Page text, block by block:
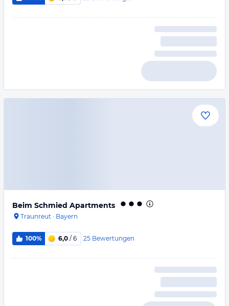
Beim Schmied Apartments
Traunreut · Bayern
100% 6,0 / 6 25 Bewertungen